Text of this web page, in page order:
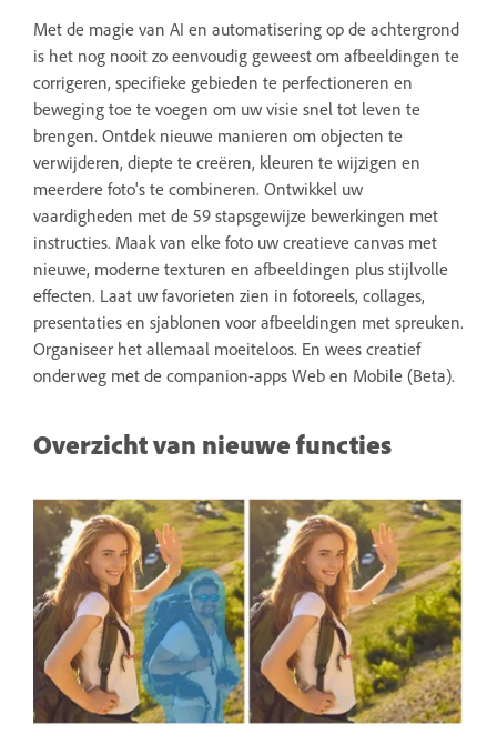
Met de magie van AI en automatisering op de achtergrond
is het nog nooit zo eenvoudig geweest om afbeeldingen te
corrigeren, specifieke gebieden te perfectioneren en
beweging toe te voegen om uw visie snel tot leven te
brengen. Ontdek nieuwe manieren om objecten te
verwijderen, diepte te creëren, kleuren te wijzigen en
meerdere foto's te combineren. Ontwikkel uw
vaardigheden met de 59 stapsgewijze bewerkingen met
instructies. Maak van elke foto uw creatieve canvas met
nieuwe, moderne texturen en afbeeldingen plus stijlvolle
effecten. Laat uw favorieten zien in fotoreels, collages,
presentaties en sjablonen voor afbeeldingen met spreuken.
Organiseer het allemaal moeiteloos. En wees creatief
onderweg met de companion-apps Web en Mobile (Beta).
Overzicht van nieuwe functies